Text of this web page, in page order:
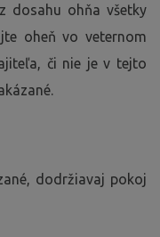
dosahu ohňa všetky
oheň vo veternom
či nie je v tejto
dodržiavaj pokoj